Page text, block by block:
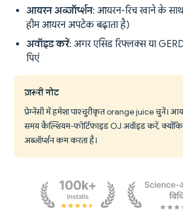
आयरन अब्जॉर्प्शन: आयरन-रिच खाने के साथ
हीम आयरन अपटेक बढ़ाता है)
अवॉइड करें: अगर एसिड रिफ्लक्स या
पिएं
ज़रूरी नोट
प्रेग्नेंसी में हमेशा पाश्चुरीकृत orange juice चुनें।
समय कैल्शियम-फोर्टिफाइड OJ अवॉइड करें,
अब्जॉर्प्शन कम करता है।